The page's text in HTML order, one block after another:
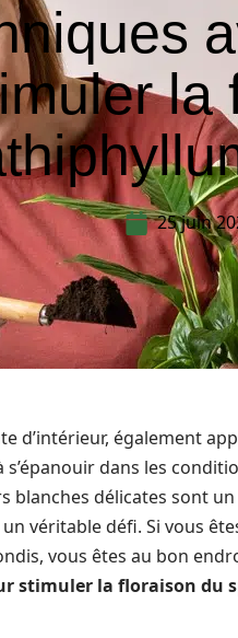
la
25 juin
d’intérieur, également
dans les
blanches délicates sont
véritable défi. Si vous
vous êtes au bon
stimuler la floraison du